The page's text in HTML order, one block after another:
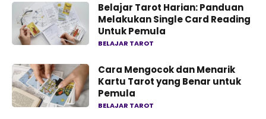
Belajar Tarot Harian: Panduan
Melakukan Single Card Reading
Untuk Pemula
BELAJAR TAROT
Cara Mengocok dan Menarik
Kartu Tarot yang Benar untuk
Pemula
BELAJAR TAROT